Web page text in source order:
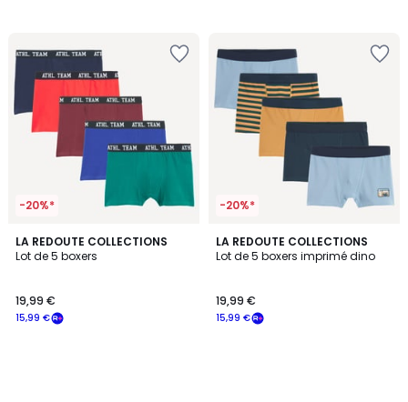
à
la
place
15,99
-20%*
LA REDOUTE COLLECTIONS
Lot de 5 boxers
15,99 €
19,99 €
-20%*
LA REDOUTE COLLECTIONS
Lot de 5 boxers imprimé dino
15,99 €
19,99 €